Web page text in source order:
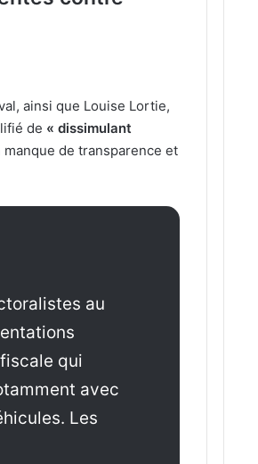
ainsi que Louise Lortie,
de « dissimulant
de transparence et
au
qui
avec
Les